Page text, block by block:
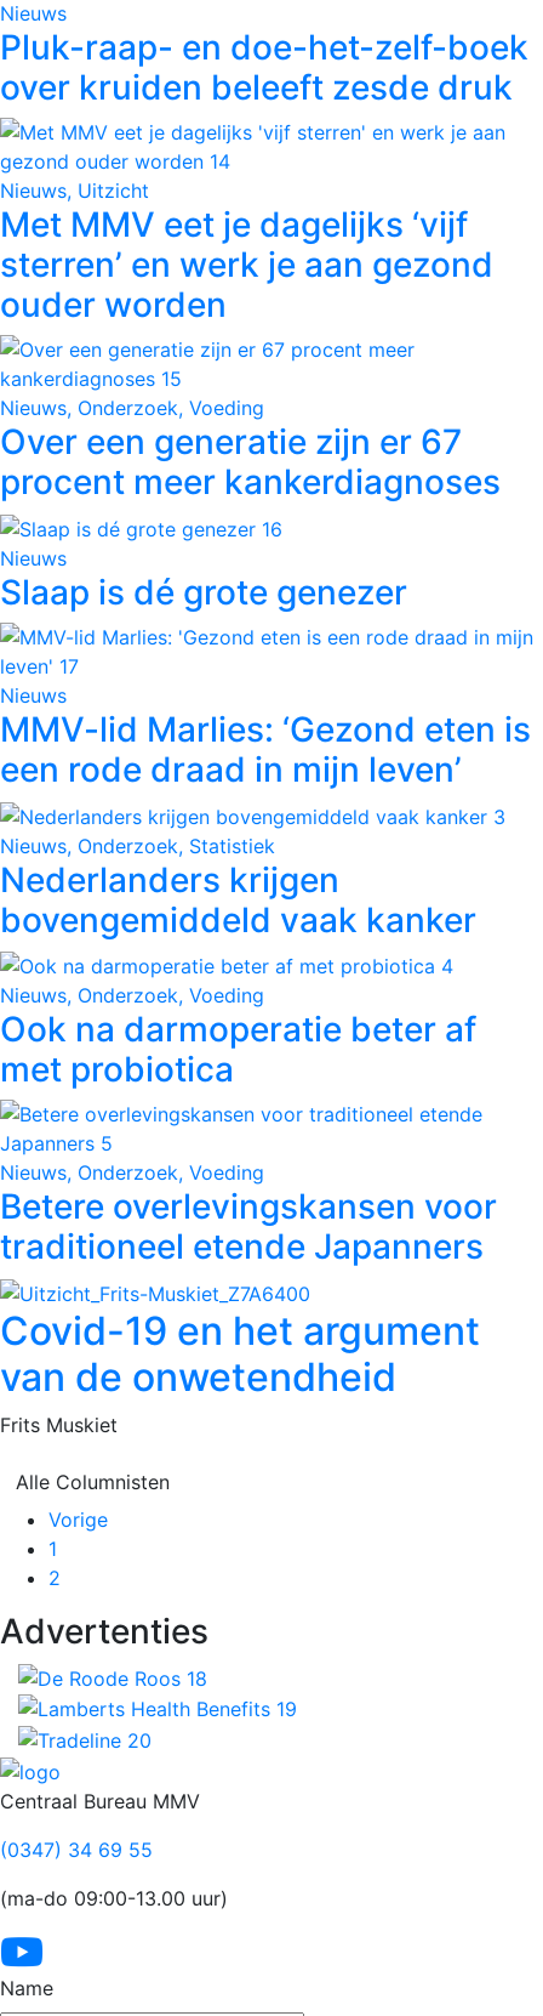
Nieuws
Pluk-raap- en doe-het-zelf-boek
over kruiden beleeft zesde druk
Nieuws, Uitzicht
Met MMV eet je dagelijks ‘vijf
sterren’ en werk je aan gezond
ouder worden
Nieuws, Onderzoek, Voeding
Over een generatie zijn er 67
procent meer kankerdiagnoses
Nieuws
Slaap is dé grote genezer
Nieuws
MMV-lid Marlies: ‘Gezond eten is
een rode draad in mijn leven’
Nieuws, Onderzoek, Statistiek
Nederlanders krijgen
bovengemiddeld vaak kanker
Nieuws, Onderzoek, Voeding
Ook na darmoperatie beter af
met probiotica
Nieuws, Onderzoek, Voeding
Betere overlevingskansen voor
traditioneel etende Japanners
Covid-19 en het argument
van de onwetendheid
Frits Muskiet
Alle Columnisten
Vorige
Pagina
1
Pagina
2
Advertenties
Footer
Centraal Bureau MMV
(0347) 34 69 55
(ma-do 09:00-13.00 uur)
Name